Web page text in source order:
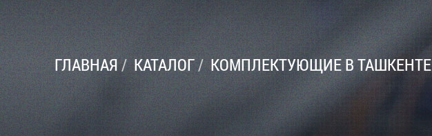
ГЛАВНАЯ КАТАЛОГ КОМПЛЕКТУЮЩИЕ В ТАШКЕНТЕ